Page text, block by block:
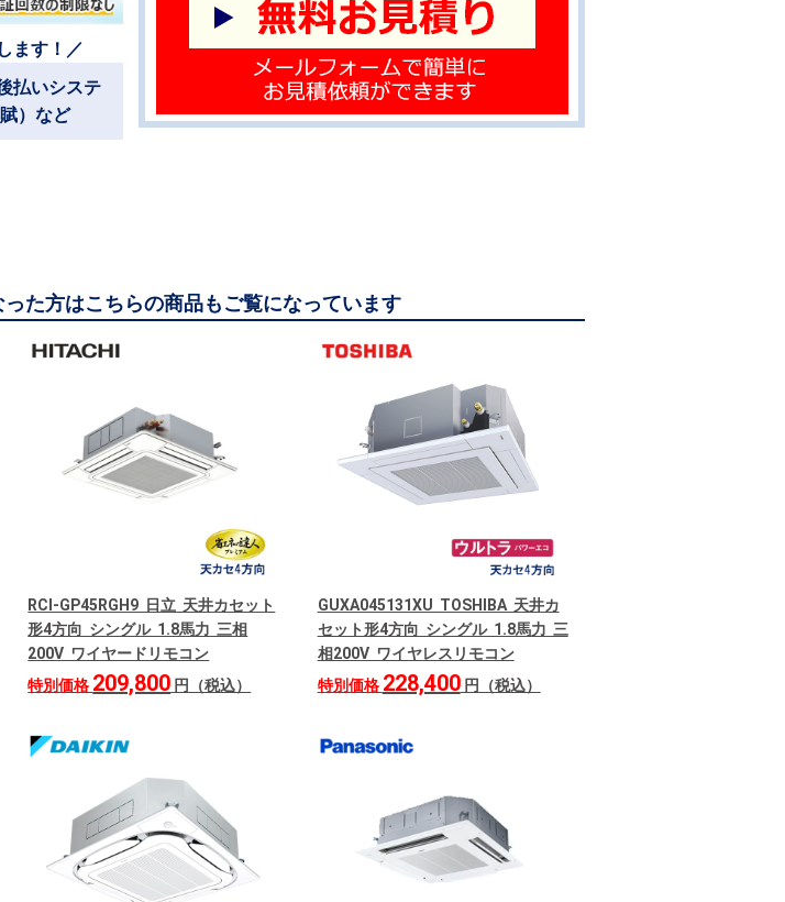
ます！／
払いシステ
）など
た方はこちらの商品もご覧になっています
RCI-GP45RGH9 日立 天井カセット
形4方向 シングル 1.8馬力 三相
200V ワイヤードリモコン
特別価格 209,800 円（税込）
GUXA045131XU TOSHIBA 天井カ
セット形4方向 シングル 1.8馬力 三
相200V ワイヤレスリモコン
特別価格 228,400円（税込）